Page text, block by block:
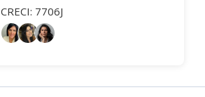
CRECI: 7706J